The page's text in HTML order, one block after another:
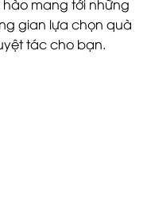
mang tới những
gian lựa chọn quà
tác cho bạn.